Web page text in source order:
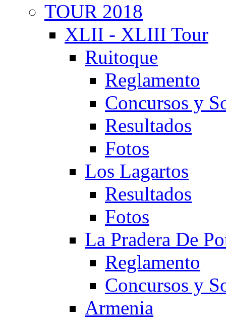
TOUR 2018
XLII - XLIII Tour
Ruitoque
Reglamento
Concursos y
Resultados
Fotos
Los Lagartos
Resultados
Fotos
La Pradera De
Reglamento
Concursos y
Armenia